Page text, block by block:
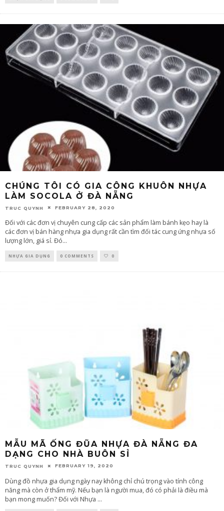
CHÚNG TÔI CÓ GIA CÔNG KHUÔN NHỰA
LÀM SOCOLA Ở ĐÀ NẴNG
TRUC QUYNH FEBRUARY 28, 2020
Đối với các đơn vị chuyên cung cấp các sản phẩm làm bánh kẹo hay là
các đơn vị bán hàng nhựa gia dụng rất cần tìm đối tác cung ứng nhựa số
lượng lớn, giá sỉ. Đó...
NHỰA GIA DỤNG 0 COMMENTS 0
MẪU MÃ ỐNG ĐŨA NHỰA ĐÀ NẴNG ĐA
DẠNG CHO NHÀ BUÔN SỈ
TRUC QUYNH FEBRUARY 19, 2020
Dùng đồ nhựa gia dụng ngày nay không chỉ chú trọng vào tính công
năng mà còn ở thẩm mỹ. Nếu bạn là người mua, đó có phải là điều mà
bạn mong muốn? Đối với Nhựa ...